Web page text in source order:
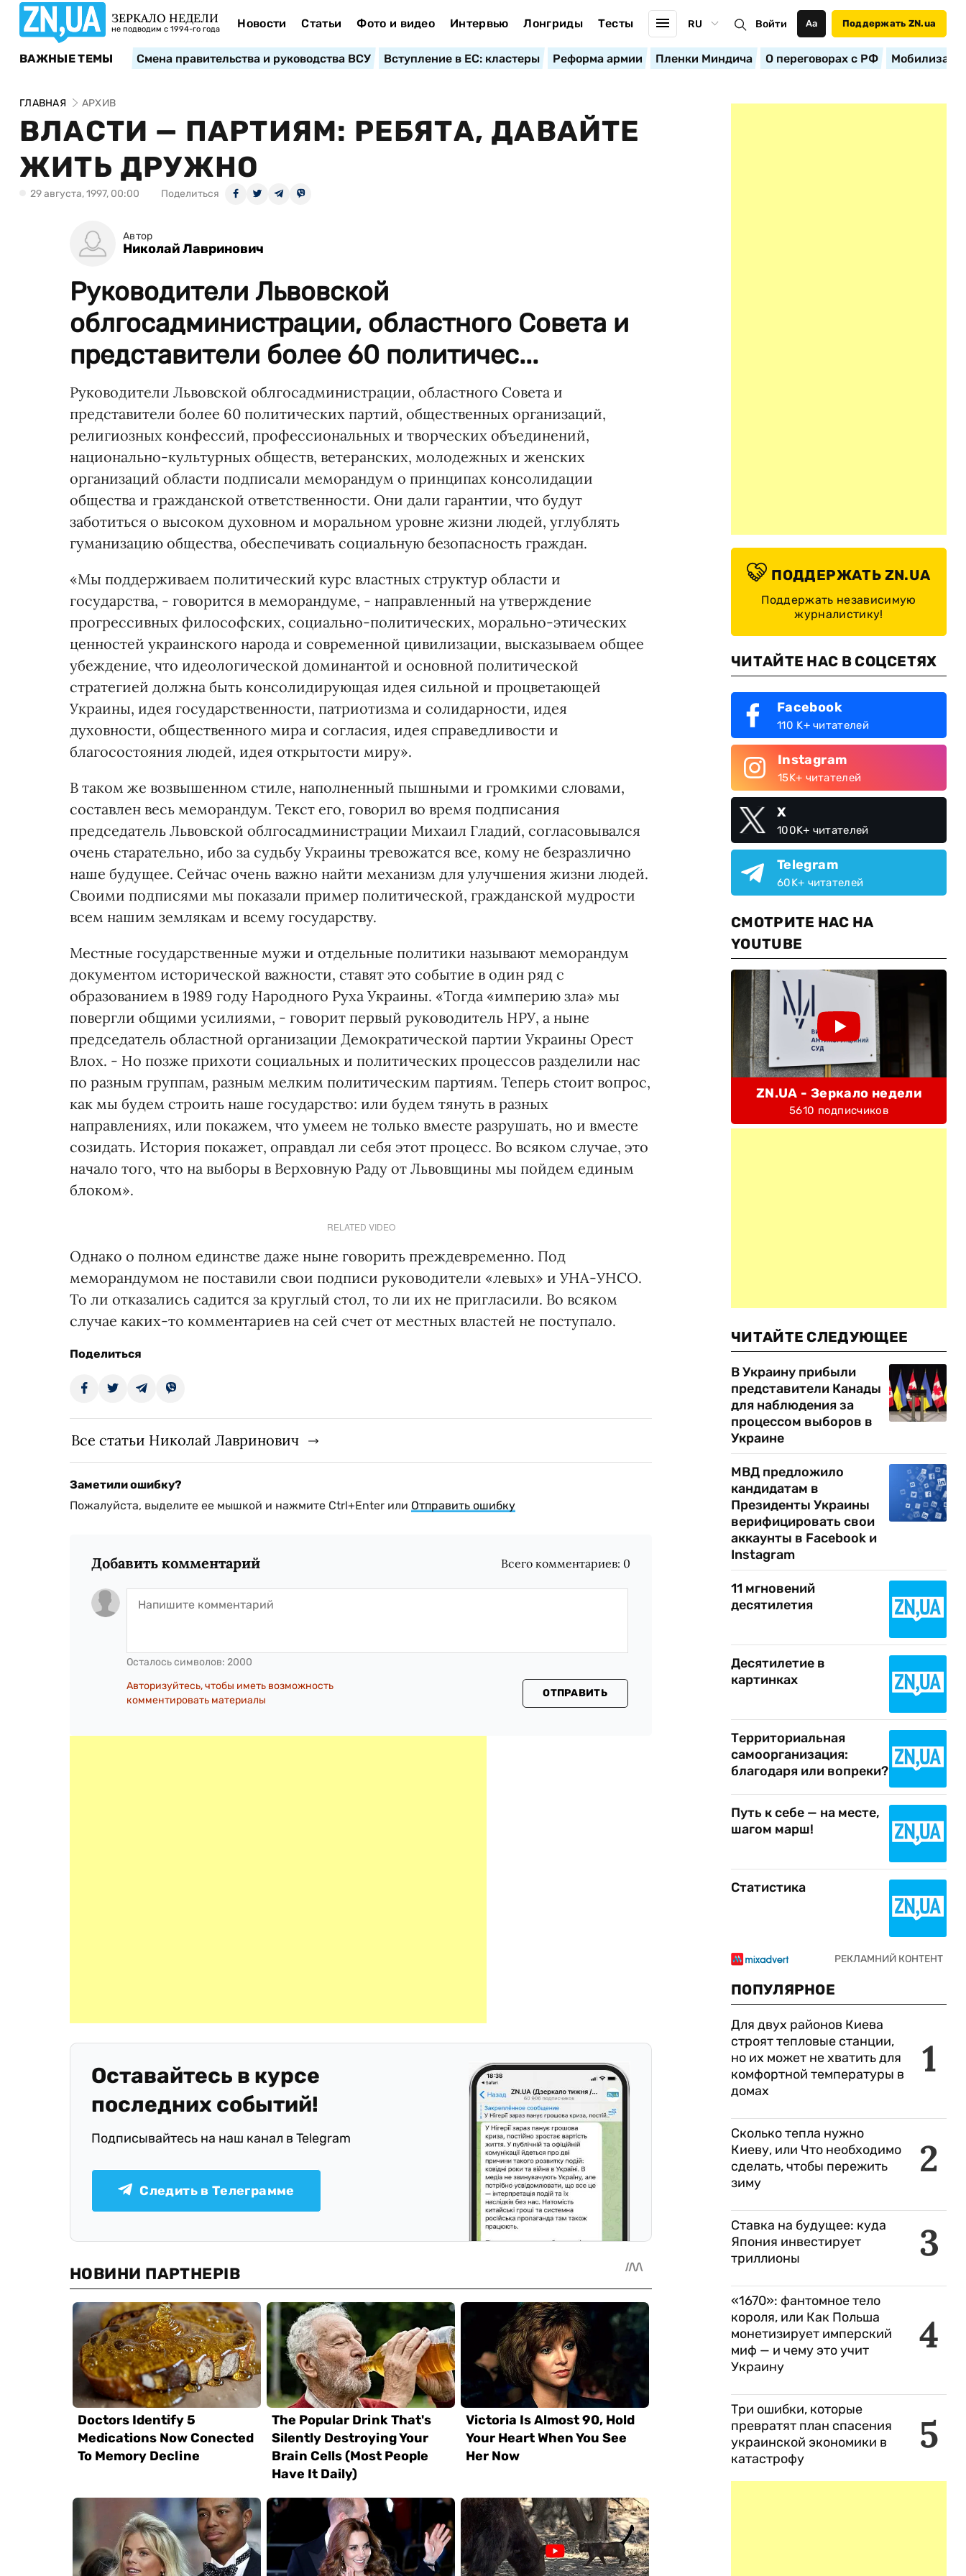
ЗЕРКАЛО НЕДЕЛИ
не подводим с 1994-го года Новости Статьи Фото и видео Интервью Лонгриды Тесты RU Войти Аа Поддержать ZN.ua
ВАЖНЫЕ ТЕМЫ Смена правительства и руководства ВСУ Вступление в ЕС: кластеры Реформа армии Пленки Миндича О переговорах с РФ
ГЛАВНАЯ АРХИВ
ВЛАСТИ — ПАРТИЯМ: РЕБЯТА, ДАВАЙТЕ
ЖИТЬ ДРУЖНО
29 августа, 1997, 00:00 Поделиться
Автор
Николай Лавринович
Руководители Львовской
облгосадминистрации, областного Совета и
представители более 60 политичес...
Руководители Львовской облгосадминистрации, областного Совета и
представители более 60 политических партий, общественных организаций,
религиозных конфессий, профессиональных и творческих объединений,
национально-культурных обществ, ветеранских, молодежных и женских
организаций области подписали меморандум о принципах консолидации
общества и гражданской ответственности. Они дали гарантии, что будут
заботиться о высоком духовном и моральном уровне жизни людей, углублять
гуманизацию общества, обеспечивать социальную безопасность граждан.
«Мы поддерживаем политический курс властных структур области и
государства, - говорится в меморандуме, - направленный на утверждение
прогрессивных философских, социально-политических, морально-этических
ценностей украинского народа и современной цивилизации, высказываем общее
убеждение, что идеологической доминантой и основной политической
стратегией должна быть консолидирующая идея сильной и процветающей
Украины, идея государственности, патриотизма и солидарности, идея
духовности, общественного мира и согласия, идея справедливости и
благосостояния людей, идея открытости миру».
В таком же возвышенном стиле, наполненный пышными и громкими словами,
составлен весь меморандум. Текст его, говорил во время подписания
председатель Львовской облгосадминистрации Михаил Гладий, согласовывался
очень старательно, ибо за судьбу Украины тревожатся все, кому не безразлично
наше будущее. Сейчас очень важно найти механизм для улучшения жизни людей.
Своими подписями мы показали пример политической, гражданской мудрости
всем нашим землякам и всему государству.
Местные государственные мужи и отдельные политики называют меморандум
документом исторической важности, ставят это событие в один ряд с
образованием в 1989 году Народного Руха Украины. «Тогда «империю зла» мы
повергли общими усилиями, - говорит первый руководитель НРУ, а ныне
председатель областной организации Демократической партии Украины Орест
Влох. - Но позже прихоти социальных и политических процессов разделили нас
по разным группам, разным мелким политическим партиям. Теперь стоит вопрос,
как мы будем строить наше государство: или будем тянуть в разных
направлениях, или покажем, что умеем не только вместе разрушать, но и вместе
созидать. История покажет, оправдал ли себя этот процесс. Во всяком случае, это
начало того, что на выборы в Верховную Раду от Львовщины мы пойдем единым
блоком».
RELATED VIDEO
Однако о полном единстве даже ныне говорить преждевременно. Под
меморандумом не поставили свои подписи руководители «левых» и УНА-УНСО.
То ли отказались садится за круглый стол, то ли их не пригласили. Во всяком
случае каких-то комментариев на сей счет от местных властей не поступало.
Поделиться
Все статьи Николай Лавринович
Заметили ошибку?
Пожалуйста, выделите ее мышкой и нажмите Ctrl+Enter или Отправить ошибку
Добавить комментарий Всего комментариев: 0
Осталось символов: 2000
Авторизуйтесь, чтобы иметь возможность
комментировать материалы
ОТПРАВИТЬ
Оставайтесь в курсе
последних событий!
Подписывайтесь на наш канал в Telegram
Следить в Телеграмме
ПОДДЕРЖАТЬ ZN.UA
Поддержать независимую
журналистику!
ЧИТАЙТЕ НАС В СОЦСЕТЯХ
Facebook
110 K+ читателей
Instagram
15K+ читателей
X
100K+ читателей
Telegram
60K+ читателей
СМОТРИТЕ НАС НА
YOUTUBE
ZN.UA - Зеркало недели
5610 подписчиков
ЧИТАЙТЕ СЛЕДУЮЩЕЕ
В Украину прибыли
представители Канады
для наблюдения за
процессом выборов в
Украине
МВД предложило
кандидатам в
Президенты Украины
верифицировать свои
аккаунты в Facebook и
Instagram
11 мгновений
десятилетия
Десятилетие в
картинках
Территориальная
самоорганизация:
благодаря или вопреки?
Путь к себе — на месте,
шагом марш!
Статистика
ПОПУЛЯРНОЕ
1
Для двух районов Киева
строят тепловые станции,
но их может не хватить для
комфортной температуры в
домах
2
Сколько тепла нужно
Киеву, или Что необходимо
сделать, чтобы пережить
зиму
3
Ставка на будущее: куда
Япония инвестирует
триллионы
4
«1670»: фантомное тело
короля, или Как Польша
монетизирует имперский
миф — и чему это учит
Украину
5
Три ошибки, которые
превратят план спасения
украинской экономики в
катастрофу